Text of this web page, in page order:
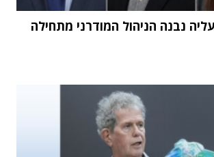
נבנה הניהול המודרני מתחילה